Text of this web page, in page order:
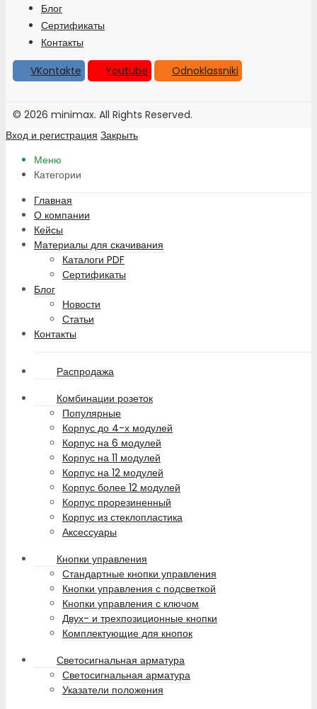
Блог
Сертификаты
Контакты
VKontakte
Youtube Odnoklassniki
© 2026 minimax. All Rights Reserved.
Вход и регистрация Закрыть
Меню
Категории
Главная
О компании
Кейсы
Материалы для скачивания
Каталоги PDF
Сертификаты
Блог
Новости
Статьи
Контакты
Распродажа
Комбинации розеток
Популярные
Корпус до 4-х модулей
Корпус на 6 модулей
Корпус на 11 модулей
Корпус на 12 модулей
Корпус более 12 модулей
Корпус прорезиненный
Корпус из стеклопластика
Аксессуары
Кнопки управления
Стандартные кнопки управления
Кнопки управления с подсветкой
Кнопки управления с ключом
Двух- и трехпозиционные кнопки
Комплектующие для кнопок
Светосигнальная арматура
Светосигнальная арматура
Указатели положения